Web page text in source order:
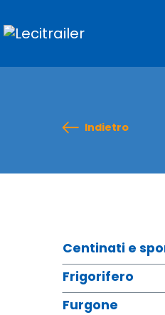
Indietro
Centinati e
Frigorifero
Furgone